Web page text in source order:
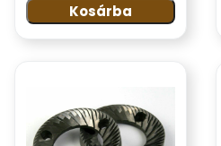
Kosárba